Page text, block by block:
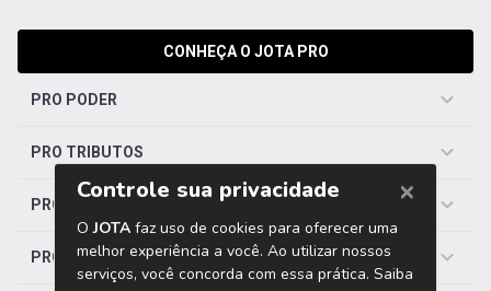
CONHEÇA O JOTA PRO
PRO PODER
PRO TRIBUTOS
PRO TRABALHISTA
PRO SAÚDE